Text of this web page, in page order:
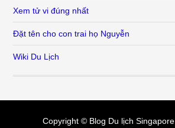
Xem tử vi đúng nhất
Đặt tên cho con trai họ Nguyễn
Wiki Du Lịch
Copyright © Blog Du lịch Singapore